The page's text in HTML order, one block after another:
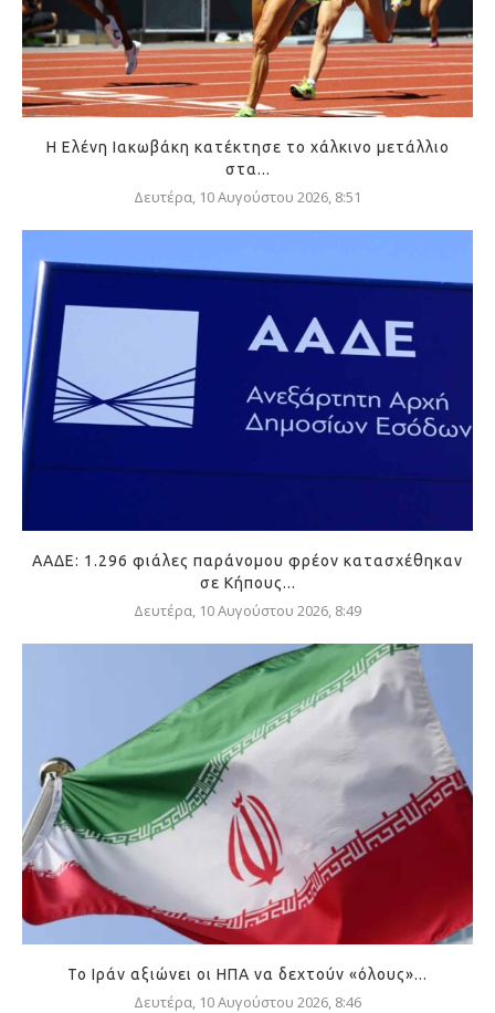
Η Ελένη Ιακωβάκη κατέκτησε το χάλκινο μετάλλιο
στα...
Δευτέρα, 10 Αυγούστου 2026, 8:51
ΑΑΔΕ: 1.296 φιάλες παράνομου φρέον κατασχέθηκαν
σε Κήπους...
Δευτέρα, 10 Αυγούστου 2026, 8:49
Το Ιράν αξιώνει οι ΗΠΑ να δεχτούν «όλους»...
Δευτέρα, 10 Αυγούστου 2026, 8:46